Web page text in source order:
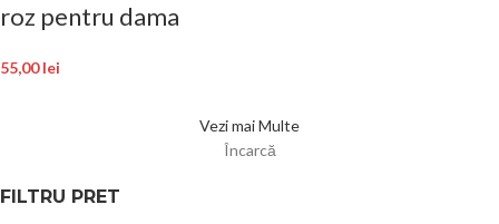
FILTRU PRET
roz pentru dama
55,00lei
Vezi mai Multe
Încarcă